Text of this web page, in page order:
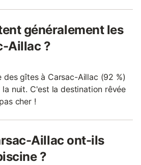
généralement les
Aillac ?
des gîtes à Carsac-Aillac (92 %)
nuit. C'est la destination rêvée
cher !
Aillac ont-ils
?